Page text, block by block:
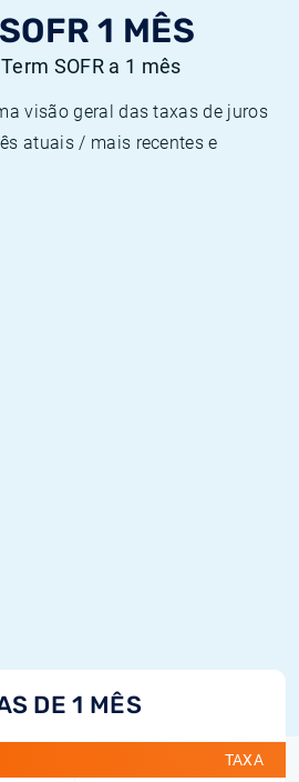
1 MÊS
SOFR a 1 mês
visão geral das taxas de juros
atuais / mais recentes e
DE 1 MÊS
TAXA